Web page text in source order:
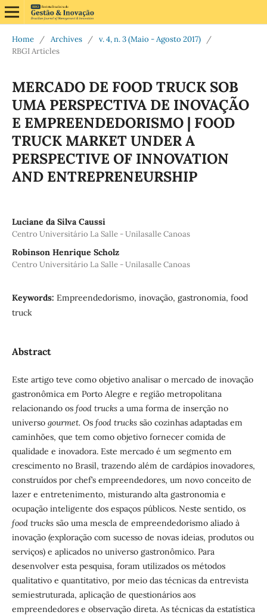
Home / Archives / v. 4, n. 3 (Maio - Agosto 2017)
/
RBGI Articles
MERCADO DE FOOD TRUCK SOB
UMA PERSPECTIVA DE INOVAÇÃO
E EMPREENDEDORISMO | FOOD
TRUCK MARKET UNDER A
PERSPECTIVE OF INNOVATION
AND ENTREPRENEURSHIP
Luciane da Silva Caussi
Centro Universitário La Salle - Unilasalle Canoas
Robinson Henrique Scholz
Centro Universitário La Salle - Unilasalle Canoas
Keywords: Empreendedorismo, inovação, gastronomia, food
truck
Abstract
Este artigo teve como objetivo analisar o mercado de inovação
gastronômica em Porto Alegre e região metropolitana
relacionando os food trucksa uma forma de inserção no
universo gourmet. Os food truckssão cozinhas adaptadas em
caminhões, que tem como objetivo fornecer comida de
qualidade e inovadora. Este mercado é um segmento em
crescimento no Brasil, trazendo além de cardápios inovadores,
construídos por chef’s empreendedores, um novo conceito de
lazer e entretenimento, misturando alta gastronomia e
ocupação inteligente dos espaços públicos. Neste sentido, os
food truckssão uma mescla de empreendedorismo aliado à
inovação (exploração com sucesso de novas ideias, produtos ou
serviços) e aplicados no universo gastronômico. Para
desenvolver esta pesquisa, foram utilizados os métodos
qualitativo e quantitativo, por meio das técnicas da entrevista
semiestruturada, aplicação de questionários aos
empreendedores e observação direta. As técnicas da estatística